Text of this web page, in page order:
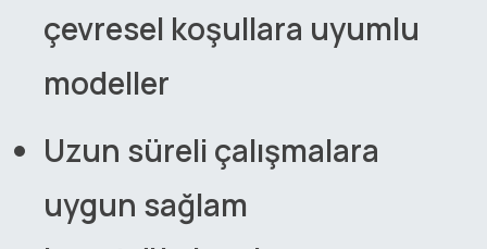
çevresel koşullara uyumlu
modeller
Uzun süreli çalışmalara
uygun sağlam